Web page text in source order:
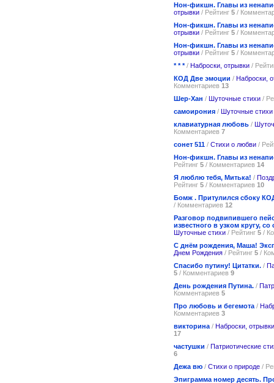
Нон-фикшн. Главы из
отрывки / Рейтинг 5 /
Нон-фикшн. Главы из
отрывки / Рейтинг 5 /
Нон-фикшн. Главы из
отрывки / Рейтинг 5 /
* * */ Наброски, отрывки /
КОД Две эмоции / Наброски,
Комментариев 13
Шер-Хан / Шуточные стихи /
самоирония / Шуточные стихи
клавиатурная любовь /
Комментариев 7
сонет 511 / Стихи о любви /
Нон-фикшн. Главы из
Рейтинг 5 / Комментариев 14
Я люблю тебя, Митька! /
Рейтинг 5 / Комментариев 10
Бомж . Притулился сбоку
/ Комментариев 12
Разговор подвипившего
известного в узком кругу,
Шуточные стихи / Рейтинг 5 /
С днём рождения, Маша!
Днем Рождения / Рейтинг 5 /
Спасибо путину! Цитатки. /
5 / Комментариев 9
День рождения Путина. /
Комментариев 5
Про любовь и бегемота /
Комментариев 3
викторина / Наброски, отрывки
17
частушки / Патриотические
6
Дежа вю / Стихи о природе /
Эпиграмма номер десять.